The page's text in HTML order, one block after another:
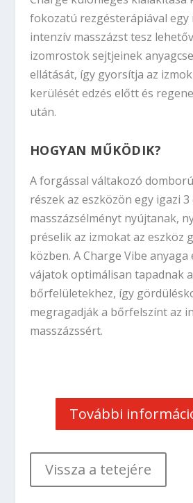
fokozatú rezgésterápiával egy
intenzív masszázst tesz
izomrostok sejtjeinek
ellátását, így gyorsítja az
kerülését edzés előtt és
után.
HOGYAN MŰKÖDIK?
A forgással váltakozó
részek az eszközön egy igazi
masszázsélményt nyújtanak,
préselik az izmokat az eszköz
közben. A Charge Vibe anyaga
vájatok optimálisan tapadnak a
bőrfelületekhez, így
megragadják a bőrfelszínt az
masszázssért.
További
Vissza a tetejére